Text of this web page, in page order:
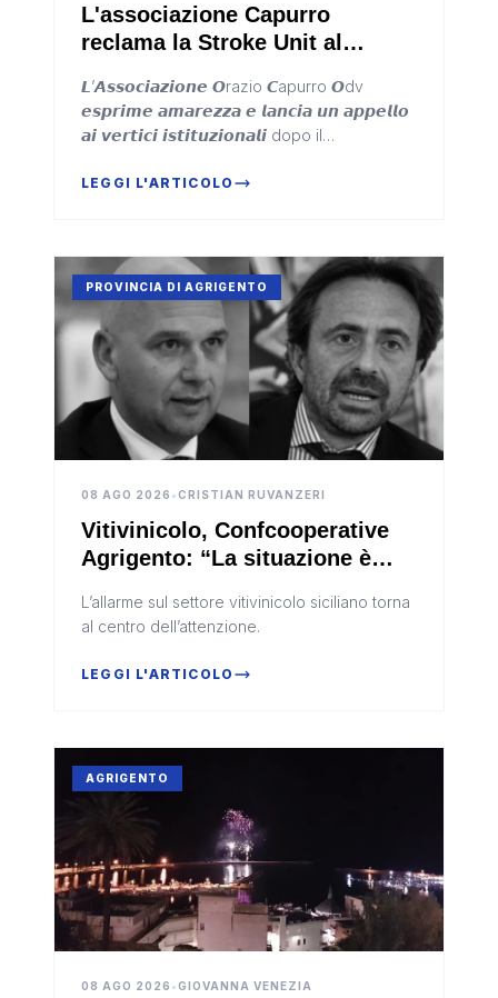
L'associazione Capurro
reclama la Stroke Unit al
ad Agrigento e solo sulla carta
a Sciacca"
𝙇’𝘼𝙨𝙨𝙤𝙘𝙞𝙖𝙯𝙞𝙤𝙣𝙚 𝙊razio 𝘾apurro 𝙊dv
𝙚𝙨𝙥𝙧𝙞𝙢𝙚 𝙖𝙢𝙖𝙧𝙚𝙯𝙯𝙖 𝙚 𝙡𝙖𝙣𝙘𝙞𝙖 𝙪𝙣 𝙖𝙥𝙥𝙚𝙡𝙡𝙤
𝙖𝙞 𝙫𝙚𝙧𝙩𝙞𝙘𝙞 𝙞𝙨𝙩𝙞𝙩𝙪𝙯𝙞𝙤𝙣𝙖𝙡𝙞 dopo il
mentre a Sciacca la stessa unità non parte
LEGGI L'ARTICOLO
PROVINCIA DI AGRIGENTO
08 AGO 2026 •CRISTIAN RUVANZERI
Vitivinicolo, Confcooperative
Agrigento: “La situazione è
presto”
L’allarme sul settore vitivinicolo siciliano torna
al centro dell’attenzione.
LEGGI L'ARTICOLO
AGRIGENTO
08 AGO 2026 •GIOVANNA VENEZIA